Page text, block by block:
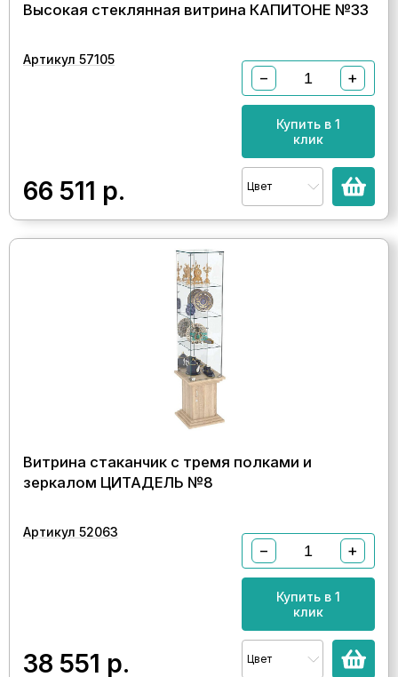
Высокая стеклянная витрина КАПИТОНЕ №33
Артикул 57105
66 511 р.
− +
Купить в 1
клик
Цвет
Витрина стаканчик с тремя полками и
зеркалом ЦИТАДЕЛЬ №8
Артикул 52063
38 551 р.
− +
Купить в 1
клик
Цвет